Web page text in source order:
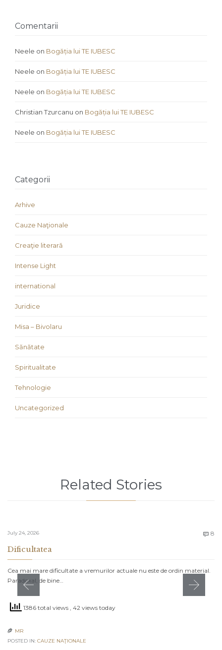
Comentarii
Neele on Bogăția lui TE IUBESC
Neele on Bogăția lui TE IUBESC
Neele on Bogăția lui TE IUBESC
Christian Tzurcanu on Bogăția lui TE IUBESC
Neele on Bogăția lui TE IUBESC
Categorii
Arhive
Cauze Naţionale
Creaţie literară
Intense Light
international
Juridice
Misa – Bivolaru
Sănătate
Spiritualitate
Tehnologie
Uncategorized
Related Stories
July 24, 2026  8
Dificultatea
Cea mai mare dificultate a vremurilor actuale nu este de ordin material.
Paradoxal, de bine…
1386 total views , 42 views today
 MR
POSTED IN: CAUZE NAŢIONALE